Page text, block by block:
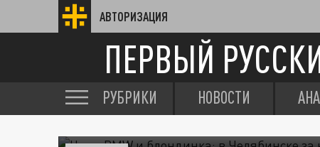
АВТОРИЗАЦИЯ
ПЕРВЫЙ
РУБРИКИ НОВОСТИ